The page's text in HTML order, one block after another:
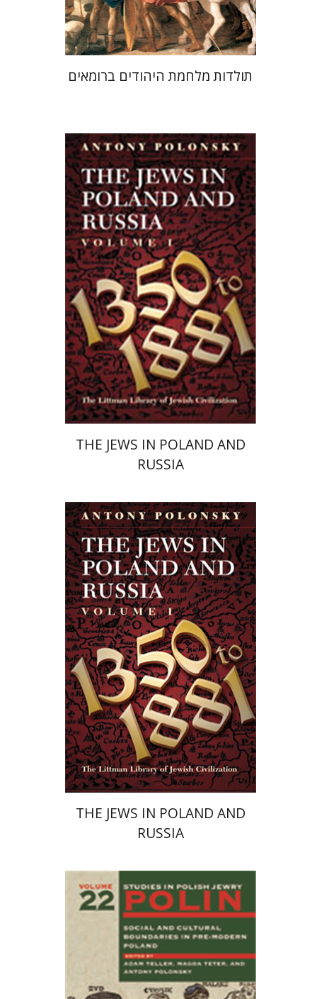
$57
$51
תולדות מלחמת היהודים ברומאים
אנטוני פולונסקי
הנחת אתר ספר מודפס
$71
$64
THE JEWS IN POLAND AND
RUSSIA
Antony Polonsky
הנחת אתר ספר מודפס
$44
$40
THE JEWS IN POLAND AND
RUSSIA
Magda Teter אדם טלר
פולונסקי